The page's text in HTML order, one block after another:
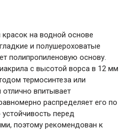
на водной основе
и полушероховатые
полипропиленовую основу.
с высотой ворса в 12 мм
термосинтеза или
отлично впитывает
распределяет его по
перед
поэтому рекомендован к
инструмент
отделочных работ